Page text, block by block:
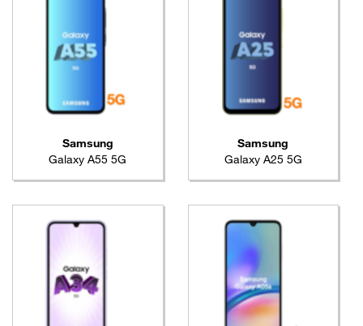
Samsung
Galaxy A55 5G
Samsung
Galaxy A25 5G